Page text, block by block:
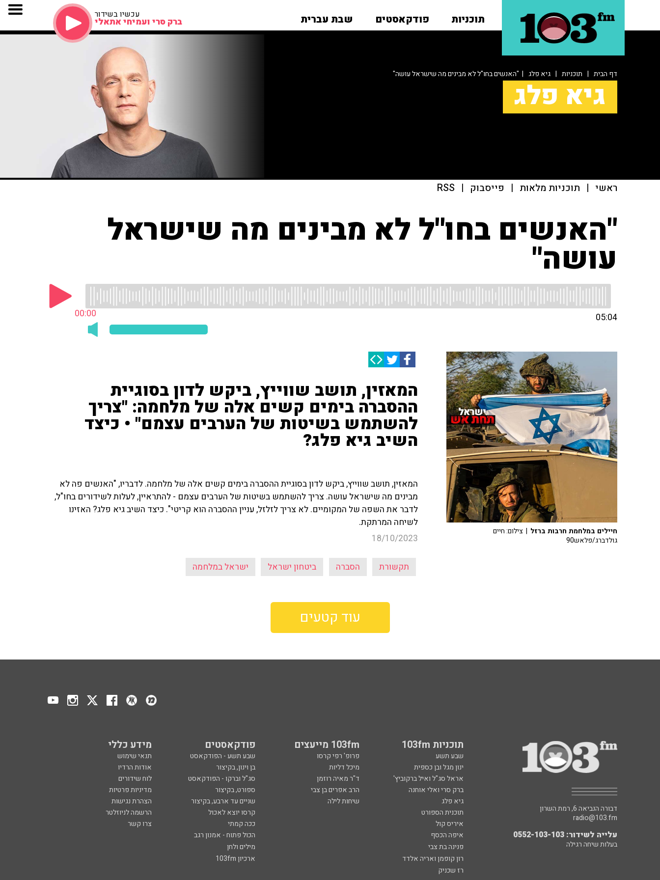
תוכניות פודקאסטים שבת עברית עכשיו בשידור
ברק סרי ועמיחי אתאלי
דף הבית | תוכניות | גיא פלג | "האנשים בחו"ל לא מבינים מה שישראל עושה"
גיא פלג
ראשי | תוכניות מלאות | פייסבוק |
RSS
"האנשים בחו"ל לא מבינים מה שישראל
עושה"
00:00 05:04
המאזין, תושב שווייץ, ביקש לדון בסוגיית
ההסברה בימים קשים אלה של מלחמה: "צריך
להשתמש בשיטות של הערבים עצמם" • כיצד
השיב גיא פלג?
המאזין, תושב שווייץ, ביקש לדון בסוגיית ההסברה בימים קשים אלה של מלחמה. לדבריו, "האנשים פה לא
מבינים מה שישראל עושה. צריך להשתמש בשיטות של הערבים עצמם - להתראיין, לעלות לשידורים בחו"ל,
לדבר את השפה של המקומיים. לא צריך לזלזל, עניין ההסברה הוא קריטי". כיצד השיב גיא פלג? האזינו
לשיחה המרתקת.
18/10/2023
תקשורת הסברה ביטחון ישראל ישראל במלחמה
חיילים במלחמת חרבות ברזל | צילום: חיים
גולדברג/פלאש90
עוד קטעים
תוכניות 103fm 103fm מייעצים פודקאסטים מידע כללי
שבע תשע פרופ' רפי קרסו שבע תשע - הפודקאסט
תנאי שימוש
ינון מגל ובן כספית
מיכל דליות בן וינון, בקיצור
אודות הרדיו
אראל סג"ל ואיל ברקוביץ'
ד"ר מאיה רוזמן סג"ל וברקו - הפודקאסט
לוח שידורים
ברק סרי ואלי אוחנה
הרב אפרים בן צבי ספורט, בקיצור
מדיניות פרטיות
גיא פלג
שיחות לילה שניים עד ארבע, בקיצור
הצהרת נגישות
תוכנית הספורט
קרסו יוצא לאכול
הרשמה לניוזלטר
איריס קול
ככה קמתי
צרו קשר
איפה הכסף
הכול פתוח - אמנון רגב
פנינה בת צבי
מילים ולחן
רון קופמן ואריה אלדד
ארכיון 103fm
רז שכניק
דבורה הנביאה 6, רמת השרון
radio@103.fm
עלייה לשידור: 0552-103-103
בעלות שיחה רגילה